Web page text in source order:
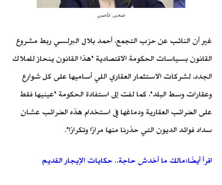
ضحى عاصي
غير أن النائب عن حزب التجمع، أحمد بلال البرلسي ربط مشروع
القانون بسياسات الحكومة الاقتصادية "هذا القانون ينحاز للملاك
الجدد، لشركات الاستثمار العقاري اللي أساميها على كل شوارع
وعقارات وسط البلد"، كما لفت إلى استفادة الحكومة "عينيها فقط
على الضرائب العقارية ودماغها في استخدام هذه الضرائب عشان
سداد فوائد الديون التي حذرنا منها مرارًا وتكرارًا".
اقرأ أيضًا:مالك ما أخدش حاجة.. حكايات الإيجار القديم